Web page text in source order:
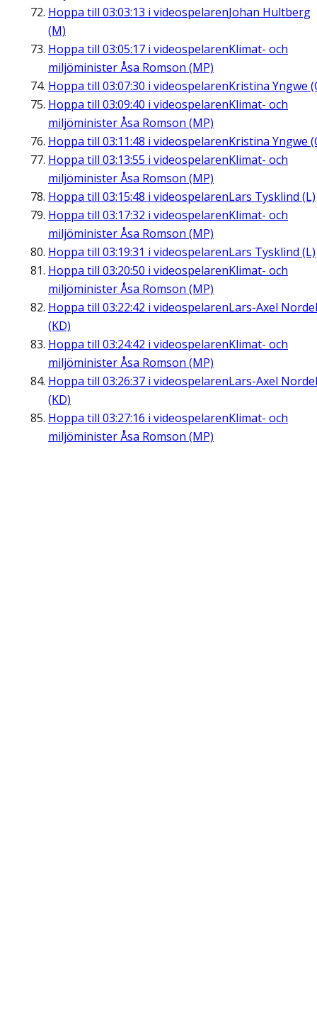
Hoppa till 03:03:13 i videospelarenJohan Hultberg
(M)
Hoppa till 03:05:17 i videospelarenKlimat- och
miljöminister Åsa Romson (MP)
Hoppa till 03:07:30 i videospelarenKristina Yngwe
Hoppa till 03:09:40 i videospelarenKlimat- och
miljöminister Åsa Romson (MP)
Hoppa till 03:11:48 i videospelarenKristina Yngwe
Hoppa till 03:13:55 i videospelarenKlimat- och
miljöminister Åsa Romson (MP)
Hoppa till 03:15:48 i videospelarenLars Tysklind (L)
Hoppa till 03:17:32 i videospelarenKlimat- och
miljöminister Åsa Romson (MP)
Hoppa till 03:19:31 i videospelarenLars Tysklind (L)
Hoppa till 03:20:50 i videospelarenKlimat- och
miljöminister Åsa Romson (MP)
Hoppa till 03:22:42 i videospelarenLars-Axel
(KD)
Hoppa till 03:24:42 i videospelarenKlimat- och
miljöminister Åsa Romson (MP)
Hoppa till 03:26:37 i videospelarenLars-Axel
(KD)
Hoppa till 03:27:16 i videospelarenKlimat- och
miljöminister Åsa Romson (MP)